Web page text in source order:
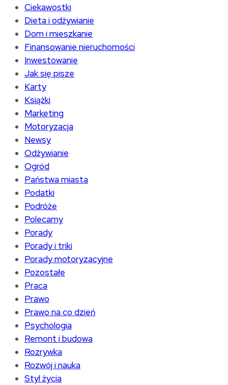
Ciekawostki
Dieta i odżywianie
Dom i mieszkanie
Finansowanie nieruchomości
Inwestowanie
Jak się pisze
Karty
Książki
Marketing
Motoryzacja
Newsy
Odżywianie
Ogród
Państwa miasta
Podatki
Podróże
Polecamy
Porady
Porady i triki
Porady motoryzacyjne
Pozostałe
Praca
Prawo
Prawo na co dzień
Psychologia
Remont i budowa
Rozrywka
Rozwój i nauka
Styl życia